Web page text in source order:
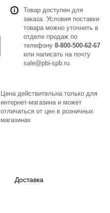
Товар доступен для
заказа. Условия поставки
товара можно уточнить в
отделе продаж по
телефону 8-800-500-62-67
или написать на почту
sale@pbi-spb.ru.
Цена действительна только для
интернет-магазина и может
отличаться от цен в розничных
магазинах
Доставка